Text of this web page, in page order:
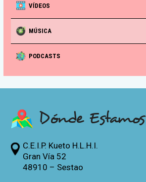
VÍDEOS
MÚSICA
PODCASTS
Dónde Estamos
C.E.I.P. Kueto H.L.H.I.
Gran Vía 52
48910 – Sestao